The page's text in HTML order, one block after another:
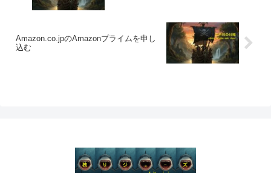
Amazon.co.jpのAmazonプライムを申し
込む